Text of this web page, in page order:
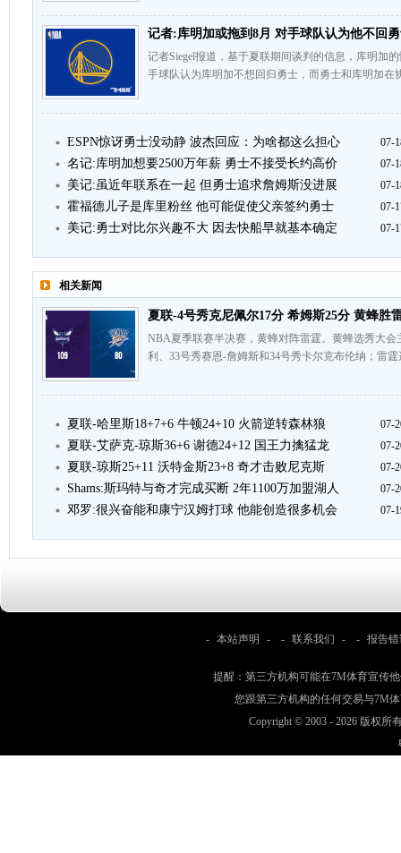
记者:库明加或拖到8月 对手球队认为他不回
记者Siegel报道，基于夏联期间谈判的信息，库明加
手球队认为库明加不想回归勇士，而勇士和库明加
ESPN惊讶勇士没动静 波杰回应：为啥都这么担心 07-
名记:库明加想要2500万年薪 勇士不接受长约高价 07-
美记:虽近年联系在一起 但勇士追求詹姆斯没进展 07-
霍福德儿子是库里粉丝 他可能促使父亲签约勇士 07-
美记:勇士对比尔兴趣不大 因去快船早就基本确定 07-
相关新闻
夏联-4号秀克尼佩尔17分 希姆斯25分 黄蜂胜
NBA夏季联赛半决赛，黄蜂对阵雷霆。黄蜂选秀大
利、33号秀赛恩-詹姆斯和34号秀卡尔克布伦纳；雷
夏联-哈里斯18+7+6 牛顿24+10 火箭逆转森林狼 07-
夏联-艾萨克-琼斯36+6 谢德24+12 国王力擒猛龙 07-
夏联-琼斯25+11 沃特金斯23+8 奇才击败尼克斯 07-
Shams:斯玛特与奇才完成买断 2年1100万加盟湖人 07-
邓罗:很兴奋能和康宁汉姆打球 他能创造很多机会 07-
- 本站声明 - - 联系我们 - - 报告
提醒：第三方机构可能在7M体育宣传
您跟第三方机构的任何交易与7M
Copyright © 2003 - 2026 版权所